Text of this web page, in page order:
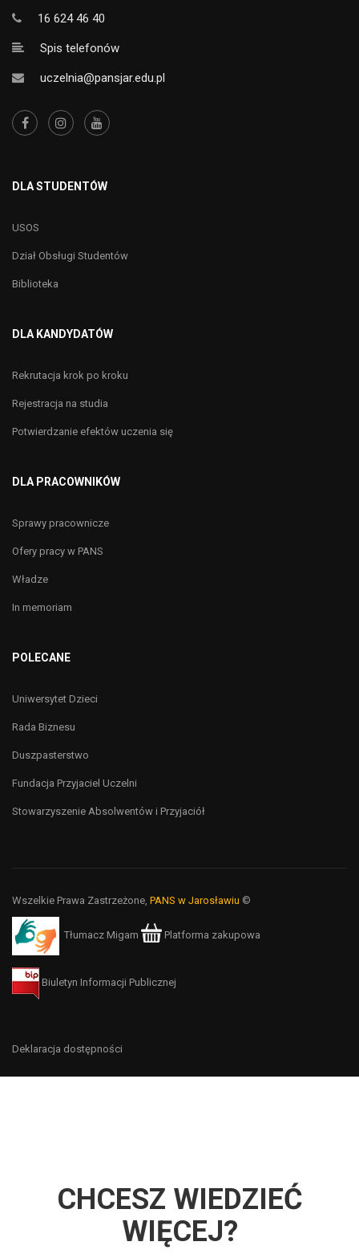
16 624 46 40
Spis telefonów
uczelnia@pansjar.edu.pl
DLA STUDENTÓW
USOS
Dział Obsługi Studentów
Biblioteka
DLA KANDYDATÓW
Rekrutacja krok po kroku
Rejestracja na studia
Potwierdzanie efektów uczenia się
DLA PRACOWNIKÓW
Sprawy pracownicze
Ofery pracy w PANS
Władze
In memoriam
POLECANE
Uniwersytet Dzieci
Rada Biznesu
Duszpasterstwo
Fundacja Przyjaciel Uczelni
Stowarzyszenie Absolwentów i Przyjaciół
Wszelkie Prawa Zastrzeżone, PANS w Jarosławiu ©
Tłumacz Migam Platforma zakupowa
Biuletyn Informacji Publicznej
Deklaracja dostępności
CHCESZ WIEDZIEĆ
WIĘCEJ?